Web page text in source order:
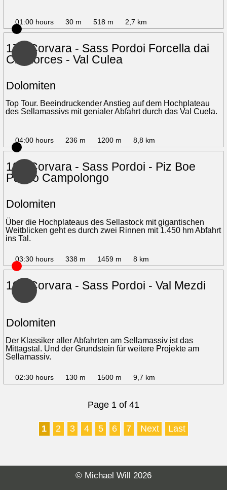
01:00 hours 30 m 518 m 2,7 km
17 - Corvara - Sass Pordoi Forcella dai
Ciamorces - Val Culea
Dolomiten
Top Tour. Beeindruckender Anstieg auf dem Hochplateau
des Sellamassivs mit genialer Abfahrt durch das Val Cuela.
04:00 hours 236 m 1200 m 8,8 km
18 - Corvara - Sass Pordoi - Piz Boe
Passo Campolongo
Dolomiten
Über die Hochplateaus des Sellastock mit gigantischen
Weitblicken geht es durch zwei Rinnen mit 1.450 hm Abfahrt
ins Tal.
03:30 hours 338 m 1459 m 8 km
19 - Corvara - Sass Pordoi - Val Mezdi
Dolomiten
Der Klassiker aller Abfahrten am Sellamassiv ist das
Mittagstal. Und der Grundstein für weitere Projekte am
Sellamassiv.
02:30 hours 130 m 1500 m 9,7 km
Page 1 of 41
1 2 3 4 5 6 7 Next Last
© Michael Will 2026